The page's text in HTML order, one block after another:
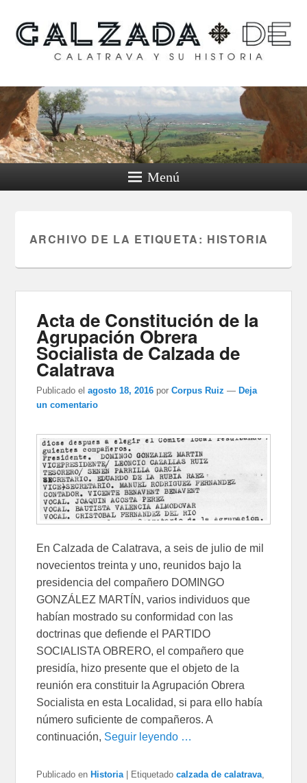
Calzada de Calatrava y
su historia
Menú
ARCHIVO DE LA ETIQUETA: HISTORIA
Acta de Constitución de la
Agrupación Obrera
Socialista de Calzada de
Calatrava
Publicado el agosto 18, 2016 porCorpus Ruiz — Deja
un comentario
En Calzada de Calatrava, a seis de julio de mil
novecientos treinta y uno, reunidos bajo la
presidencia del compañero DOMINGO
GONZÁLEZ MARTÍN, varios individuos que
habían mostrado su conformidad con las
doctrinas que defiende el PARTIDO
SOCIALISTA OBRERO, el compañero que
presidía, hizo presente que el objeto de la
reunión era constituir la Agrupación Obrera
Socialista en esta Localidad, si para ello había
número suficiente de compañeros. A
continuación, Seguir leyendo …
Publicado en Historia Etiquetado calzada de calatrava,